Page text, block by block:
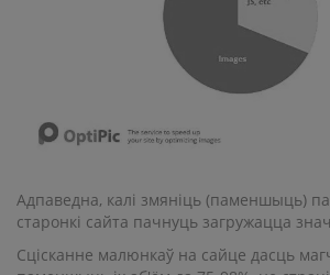
Адпаведна, калі змяніць (паменшыць)
старонкі сайта пачнуць загружацца
Сцісканне малюнкаў на сайце дасць